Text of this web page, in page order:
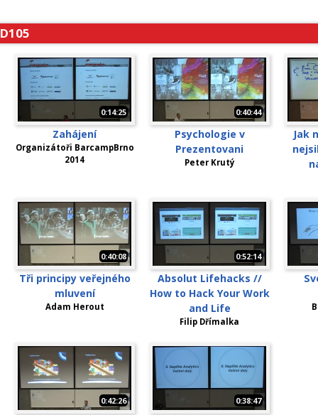
D105
0:14:25
Zahájení
Organizátoři BarcampBrno
2014
0:40:44
Psychologie v
Prezentovani
Peter Krutý
Jak
0:40:08
Tři principy veřejného
mluvení
Adam Herout
0:52:14
Absolut Lifehacks //
How to Hack Your Work
and Life
Filip Dřímalka
0:42:26 0:38:47